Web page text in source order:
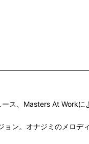
ス、Masters At Workに
ン。オナジミのメロデ